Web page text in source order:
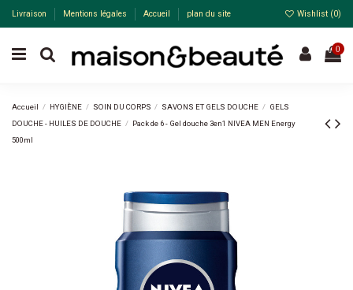
Livraison Mentions légales Accueil plan du site Wishlist (0)
0
Accueil HYGIÈNE SOIN DU CORPS SAVONS ET GELS DOUCHE
GELS
DOUCHE - HUILES DE DOUCHE
Pack de 6 - Gel douche 3en1 NIVEA MEN Energy
500ml